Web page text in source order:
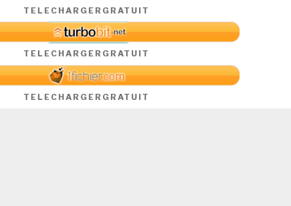
TELECHARGER GRATUIT
TELECHARGER GRATUIT
TELECHARGER GRATUIT